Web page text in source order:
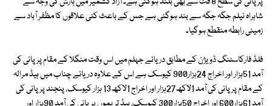
شاہراہ نیلم جگہ جگہ سے بند ہوگئی ہے جس کے باعث کئی علاقوں کا مظفر آباد سے
زمینی رابطہ منقطع ہوگیا۔
فلڈ فارکاسٹنگ ڈویژن کے مطابق دریائے جہلم میں اس وقت منگلا کے مقام پر پانی کی
آمد 51ہزار اور اخراج 24ہزار900 کیوسک ہے اس کے علاوہ دریائے چناب میں ہیڈ مرالہ
کے مقام پر پانی کی آمد 1لاکھ27ہزار اور اخراج 1لاکھ13 ہزار کیوسک، پنجند پر پانی کی